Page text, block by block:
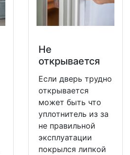
Не
открывается
Если дверь трудно
открывается
может быть что
уплотнитель из за
не правильной
эксплуатации
покрылся липкой